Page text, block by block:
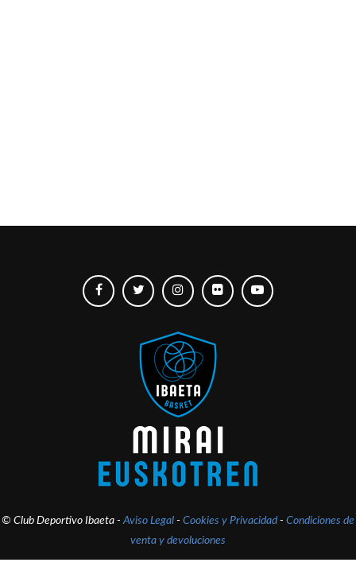
© Club Deportivo Ibaeta -Aviso Legal - Cookies y Privacidad - Condiciones de
venta y devoluciones